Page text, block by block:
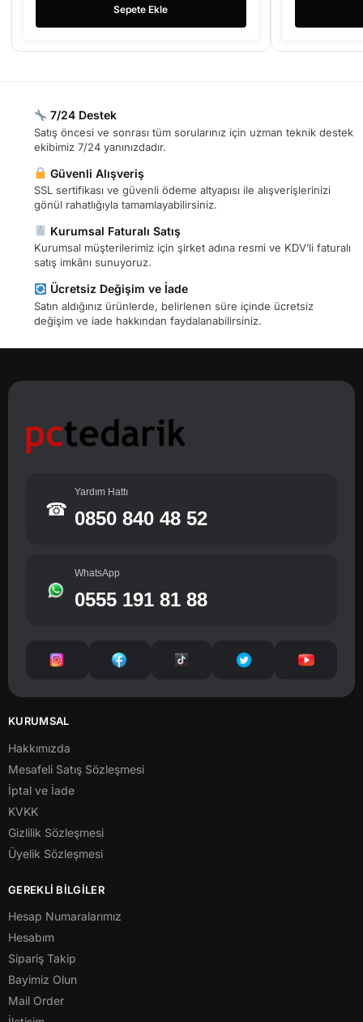
Sepete Ekle
7/24 Destek
Satış öncesi ve sonrası tüm sorularınız için uzman teknik destek
ekibimiz 7/24 yanınızdadır.
Güvenli Alışveriş
SSL sertifikası ve güvenli ödeme altyapısı ile alışverişlerinizi
gönül rahatlığıyla tamamlayabilirsiniz.
Kurumsal Faturalı Satış
Kurumsal müşterilerimiz için şirket adına resmi ve KDV’li faturalı
satış imkânı sunuyoruz.
Ücretsiz Değişim ve İade
Satın aldığınız ürünlerde, belirlenen süre içinde ücretsiz
değişim ve iade hakkından faydalanabilirsiniz.
☎
Yardım Hattı
0850 840 48 52
WhatsApp
0555 191 81 88
KURUMSAL
Hakkımızda
Mesafeli Satış Sözleşmesi
İptal ve İade
KVKK
Gizlilik Sözleşmesi
Üyelik Sözleşmesi
GEREKLİ BİLGİLER
Hesap Numaralarımız
Hesabım
Sipariş Takip
Bayimiz Olun
Mail Order